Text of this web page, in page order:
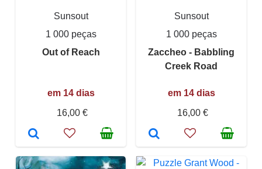
Sunsout
1 000 peças
Out of Reach
em 14 dias
16,00 €
Sunsout
1 000 peças
Zaccheo - Babbling
Creek Road
em 14 dias
16,00 €